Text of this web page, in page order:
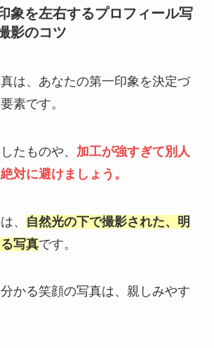
象を左右するプロフィール写
影のコツ
は、あなたの第一印象を決定づ
素です。
たものや、 加工が強すぎて別人
対に避けましょう。
、
自然光の下で撮影された、明
写真です。
かる笑顔の写真は、親しみやす